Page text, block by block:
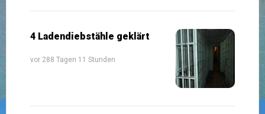
4 Ladendiebstähle geklärt
vor 288 Tagen 11 Stunden